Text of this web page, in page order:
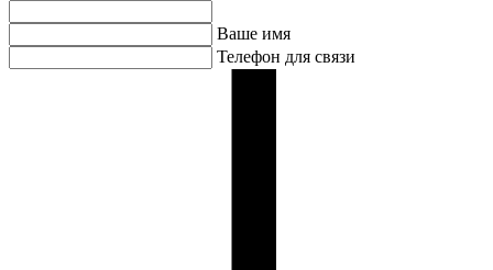
Ваше имя
Телефон для связи